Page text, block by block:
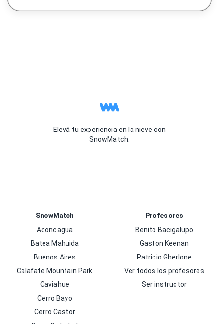
Elevá tu experiencia en la nieve con
SnowMatch.
SnowMatch
Aconcagua
Batea Mahuida
Buenos Aires
Calafate Mountain Park
Caviahue
Cerro Bayo
Cerro Castor
Profesores
Benito Bacigalupo
Gaston Keenan
Patricio Gherlone
Ver todos los profesores
Ser instructor